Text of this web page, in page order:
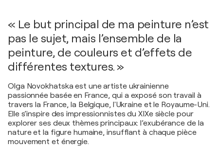
« Le but principal de ma peinture n’est
pas le sujet, mais l’ensemble de la
peinture, de couleurs et d’effets de
différentes textures. »
Olga Novokhatska est une artiste ukrainienne
passionnée basée en France, qui a exposé son travail à
travers la France, la Belgique, l'Ukraine et le Royaume-Uni.
Elle s’inspire des impressionnistes du XIXe siècle pour
explorer ses deux thèmes principaux: l’exubérance de la
nature et la figure humaine, insufflant à chaque pièce
mouvement et énergie.